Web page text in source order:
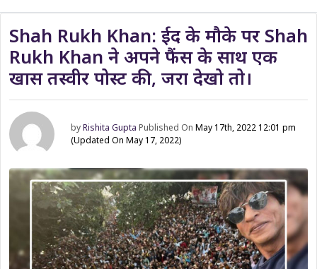
Shah Rukh Khan: ईद के मौके पर Shah
Rukh Khan ने अपने फैंस के साथ एक
खास तस्वीर पोस्ट की, जरा देखो तो।
byRishita Gupta Published OnMay 17th, 2022 12:01 pm
(Updated On May 17, 2022)